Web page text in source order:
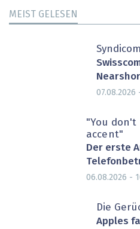
MEIST GELESEN
07.08.2026
"You don't
accent"
Der erste
06.08.2026 -
Die
Apples